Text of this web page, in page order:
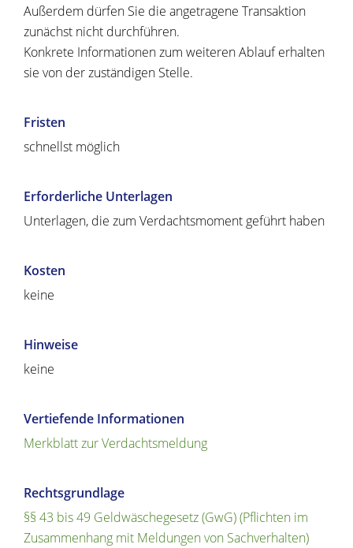
Außerdem dürfen Sie die angetragene Transaktion
zunächst nicht durchführen.
Konkrete Informationen zum weiteren Ablauf erhalten
sie von der zuständigen Stelle.
Fristen
schnellst möglich
Erforderliche Unterlagen
Unterlagen, die zum Verdachtsmoment geführt haben
Kosten
keine
Hinweise
keine
Vertiefende Informationen
Merkblatt zur Verdachtsmeldung
Rechtsgrundlage
§§ 43 bis 49 Geldwäschegesetz (GwG) (Pflichten im
Zusammenhang mit Meldungen von Sachverhalten)